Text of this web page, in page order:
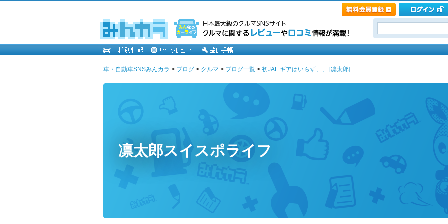
車・自動車SNSみんカラ > ブログ > クルマ > ブログ一覧 > 初JAF ギアはいらず、、 [凛太郎]
凛太郎スイスポライフ